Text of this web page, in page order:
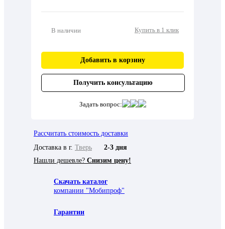
В наличии Купить в 1 клик
Добавить в корзину
Получить консультацию
Задать вопрос:
Рассчитать стоимость доставки
Доставка в г. Тверь
2-3 дня
Нашли дешевле? Снизим цену!
Скачать каталог
компании "Мобипроф"
Гарантии